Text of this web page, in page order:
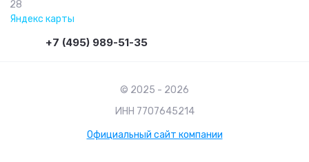
28
Яндекс карты
+7 (495) 989-51-35
© 2025 - 2026
ИНН 7707645214
Официальный сайт компании